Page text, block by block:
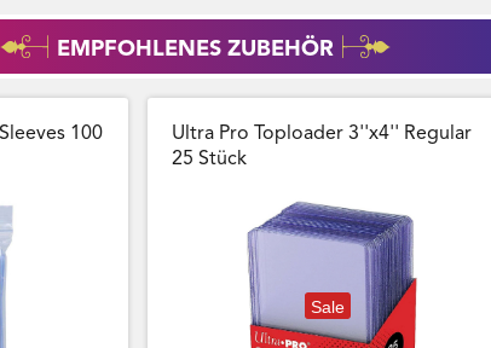
EMPFOHLENES ZUBEHÖR
100
Ultra Pro Toploader 3''x4'' Regular
25 Stück
Sale